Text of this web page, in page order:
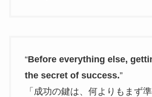
“Before everything else,
the secret of success.”
「成功の鍵は、何よりもまず